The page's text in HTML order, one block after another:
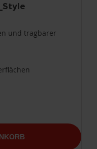
und tragbarer